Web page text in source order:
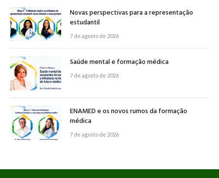
Novas perspectivas para a representação
estudantil
7 de agosto de 2026
Saúde mental e formação médica
7 de agosto de 2026
ENAMED e os novos rumos da formação
médica
7 de agosto de 2026